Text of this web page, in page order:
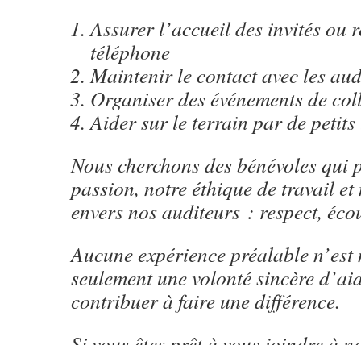
Assurer l’accueil des invités ou
téléphone
Maintenir le contact avec les
Organiser des événements de
Aider sur le terrain par de
Nous cherchons des bénévoles qui
passion, notre éthique de travail et
envers nos auditeurs : respect,
Aucune expérience préalable n’est
seulement une volonté sincère
contribuer à faire une différence.